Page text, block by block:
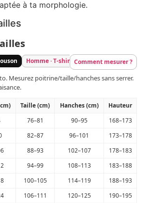
à ta morphologie.
Homme · T-shirt/Sweat Homme ·
Comment mesurer ?
Mesurez poitrine/taille/hanches sans serrer.
Taille (cm) Hanches (cm)
Hauteur
76–81 90–95
168–173
82–87 96–101
173–178
88–93 102–107
178–183
94–99 108–113
183–188
100–105 114–119
188–193
106–111 120–125 190–195